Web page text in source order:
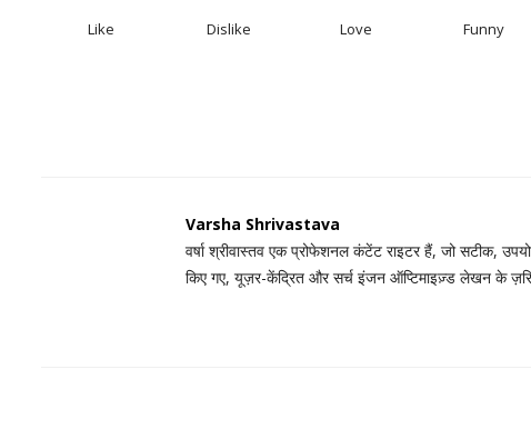
Like Dislike Love Funny
Varsha Shrivastava
वर्षा श्रीवास्तव एक प्रोफेशनल कंटेंट राइटर हैं, जो सटीक,
किए गए, यूज़र-केंद्रित और सर्च इंजन ऑप्टिमाइज़्ड लेखन के